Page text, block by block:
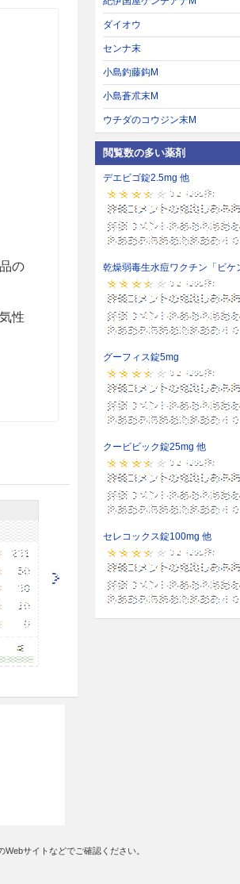
の
性
ダイオウ
センナ末
小島釣藤鈎M
小島蒼朮末M
ウチダのコウジン末M
閲覧数の多い薬剤
デエビゴ錠2.5mg 他
乾燥弱毒生水痘ワクチン「ビケ
グーフィス錠5mg
クービビック錠25mg 他
セレコックス錠100mg 他
サイトなどでご確認ください。